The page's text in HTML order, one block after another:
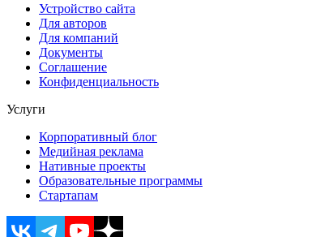
Устройство сайта
Для авторов
Для компаний
Документы
Соглашение
Конфиденциальность
Услуги
Корпоративный блог
Медийная реклама
Нативные проекты
Образовательные программы
Стартапам